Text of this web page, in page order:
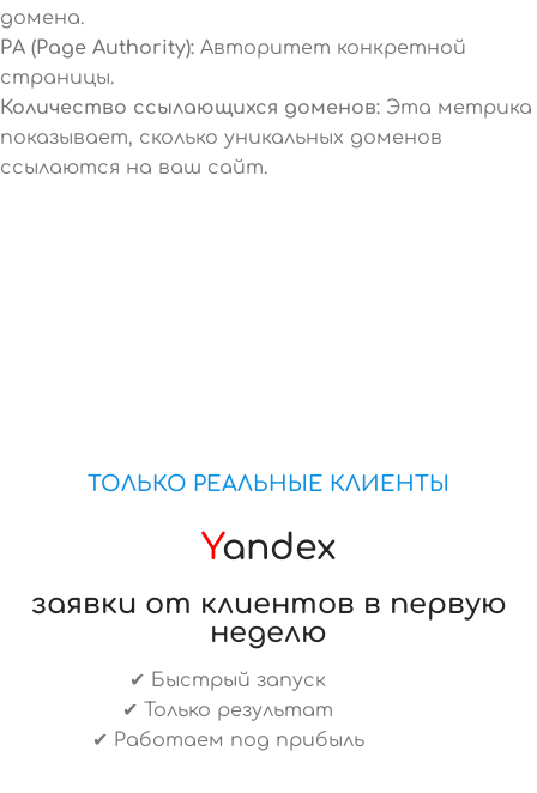
домена.
PA (Page Authority): Авторитет конкретной
страницы.
Количество ссылающихся доменов: Эта метрика
показывает, сколько уникальных доменов
ссылаются на ваш сайт.
ТОЛЬКО РЕАЛЬНЫЕ КЛИЕНТЫ
Yandex
заявки от клиентов в первую
неделю
✔ Быстрый запуск
✔ Только результат
✔ Работаем под прибыль